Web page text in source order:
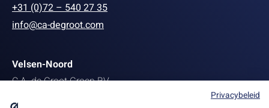
+31 (0)72 – 540 27 35
info@ca-degroot.com
Velsen-Noord
C.A. de Groot Groep BV
Privacybeleid